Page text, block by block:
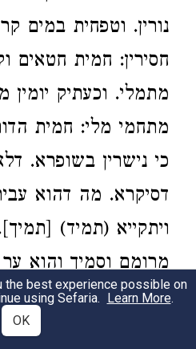
נורין. וטפחית במים
חסירין: חמית חטאים
מתמלי. וכעתיק יומין
מתחמי מלי: חמית
כי נישרין בשופרא.
דסיקרא. מה דהוא
ויתקייא (תמיד)
מרומם וסמיך והוא
זה אלי ענוון. וגיאות
מחי ומסי מתכוון. אלף
the best experience possible on
using Sefaria. Learn More.
OK